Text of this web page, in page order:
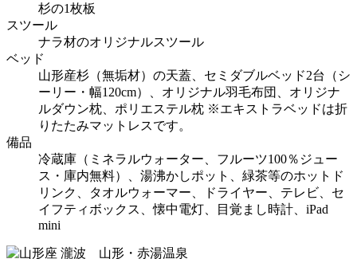
杉の1枚板
スツール
ナラ材のオリジナルスツール
ベッド
山形産杉（無垢材）の天蓋、セミダブルベッド2台（シ
ーリー・幅120cm）、オリジナル羽毛布団、オリジナ
ルダウン枕、ポリエステル枕 ※エキストラベッドは折
りたたみマットレスです。
備品
冷蔵庫（ミネラルウォーター、フルーツ100％ジュー
ス・庫内無料）、湯沸かしポット、緑茶等のホットド
リンク、タオルウォーマー、ドライヤー、テレビ、セ
イフティボックス、懐中電灯、目覚まし時計、iPad
mini